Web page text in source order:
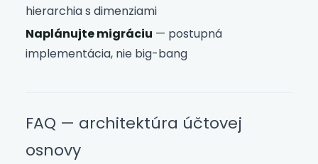
hierarchia s dimenziami
Naplánujte migráciu — postupná
implementácia, nie big-bang
FAQ — architektúra účtovej
osnovy